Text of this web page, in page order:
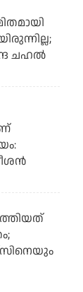
ചഹല്‍